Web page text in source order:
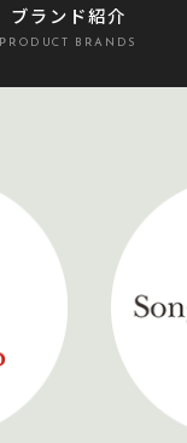
ブランド紹介
PRODUCT BRANDS